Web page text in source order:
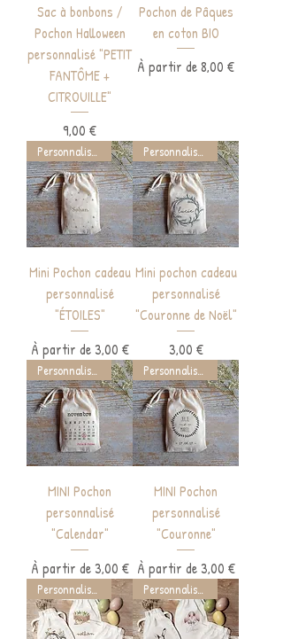
Sac à bonbons /
Pochon Halloween
personnalisé "PETIT
FANTÔME +
CITROUILLE"
Prix
9,00 €
Pochon de Pâques
en coton BIO
À partir de8,00 €
Prix promotionnel
Personnalisable
Mini Pochon cadeau
personnalisé
"ÉTOILES"
À partir de 3,00 €
Prix promotionnel
Personnalisable
Mini pochon cadeau
personnalisé
"Couronne de Noël"
Prix
3,00 €
Personnalisable
MINI Pochon
personnalisé
"Calendar"
À partir de 3,00 €
Prix promotionnel
Personnalisable
MINI Pochon
personnalisé
"Couronne"
À partir de 3,00 €
Prix promotionnel
Personnalisable Personnalisable